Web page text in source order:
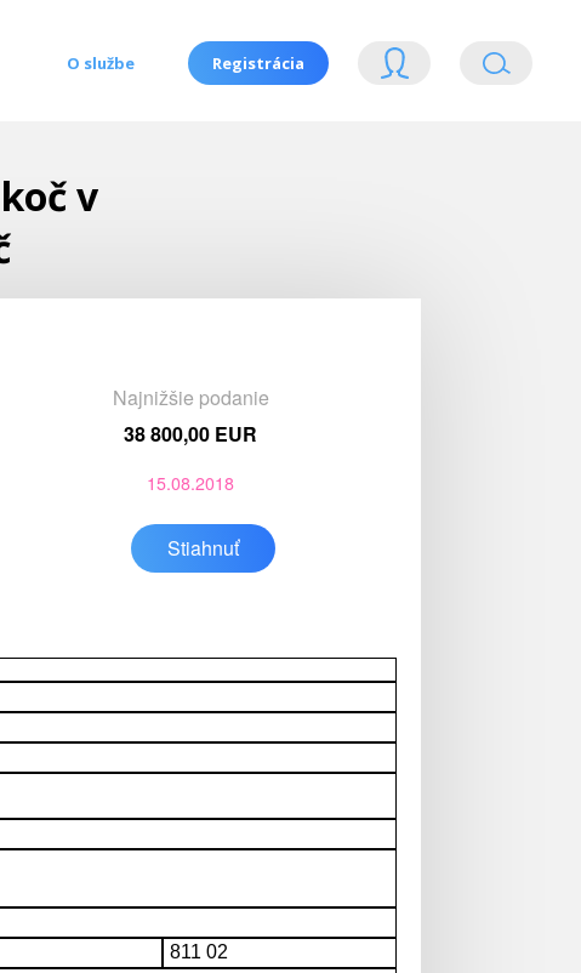
O službe Registrácia
v
Najnižšie podanie
38 800,00 EUR
15.08.2018
Stiahnuť
811 02